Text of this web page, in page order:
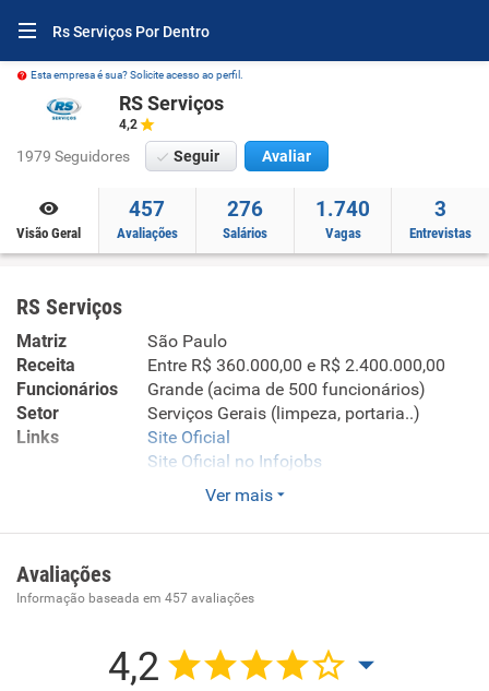
Rs Serviços Por Dentro
Esta empresa é sua? Solicite acesso ao perfil.
RS Serviços
4,2
1979 Seguidores Seguir Avaliar
Visão Geral
457
Avaliações
276
Salários
1.740
Vagas
3
Entrevistas
RS Serviços
Matriz
São Paulo
Receita
Entre R$ 360.000,00 e R$ 2.400.000,00
Funcionários
Grande (acima de 500 funcionários)
Setor
Serviços Gerais (limpeza, portaria..)
Links
Site Oficial
Site Oficial no Infojobs
Enviar CV
A RS Serviços oferece soluções em terceirização de
serviços através de um atendimento personalizado,
envolvente e dedicado. Aqui, valorizamos nossos serviços,
Prestamos serviços terceirizados que são executados por
profissionais com treinamentos específicos para cada
Ver mais
Avaliações
Informação baseada em 457 avaliações
4,2